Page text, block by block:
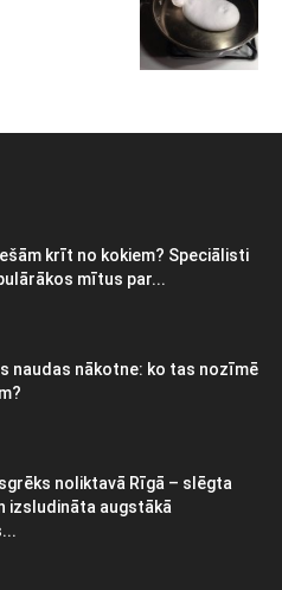
krīt no kokiem? Speciālisti
mītus par...
naudas nākotne: ko tas nozīmē
noliktavā Rīgā – slēgta
izsludināta augstākā